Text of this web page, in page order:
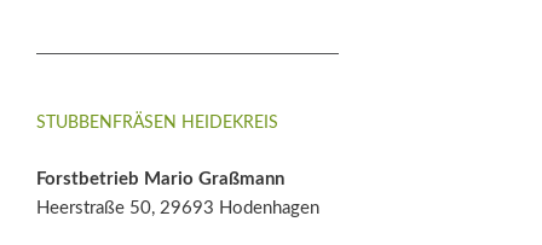
STUBBENFRÄSEN HEIDEKREIS
Forstbetrieb Mario Graßmann
Heerstraße 50, 29693 Hodenhagen